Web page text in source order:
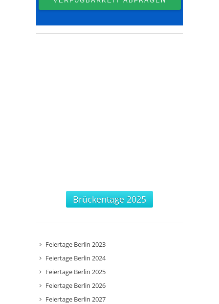
Brückentage 2025
Feiertage Berlin 2023
Feiertage Berlin 2024
Feiertage Berlin 2025
Feiertage Berlin 2026
Feiertage Berlin 2027